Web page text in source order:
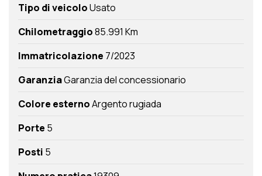
Tipo di veicoloUsato
Chilometraggio85.991 Km
Immatricolazione 7/2023
GaranziaGaranzia del concessionario
Colore esternoArgento rugiada
Porte 5
Posti 5